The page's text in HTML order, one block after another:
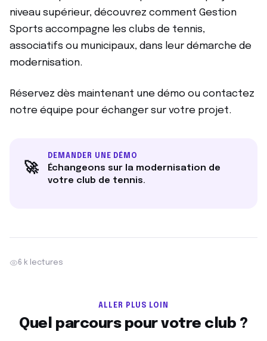
niveau supérieur, découvrez comment Gestion
Sports accompagne les clubs de tennis,
associatifs ou municipaux, dans leur démarche de
modernisation.
Réservez dès maintenant une démo ou contactez
notre équipe pour échanger sur votre projet.
🚀
DEMANDER UNE DÉMO
Échangeons sur la modernisation de
votre club de tennis.
6 k lectures
ALLER PLUS LOIN
Quel parcours pour votre club ?